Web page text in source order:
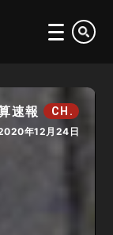
速報 CH.
年12月24日